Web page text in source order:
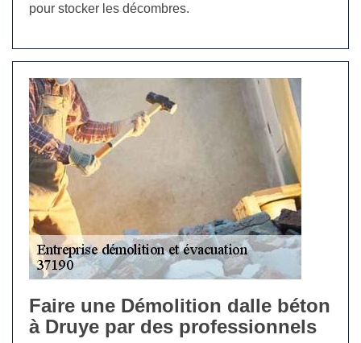
pour stocker les décombres.
Faire une Démolition dalle béton
à Druye par des professionnels